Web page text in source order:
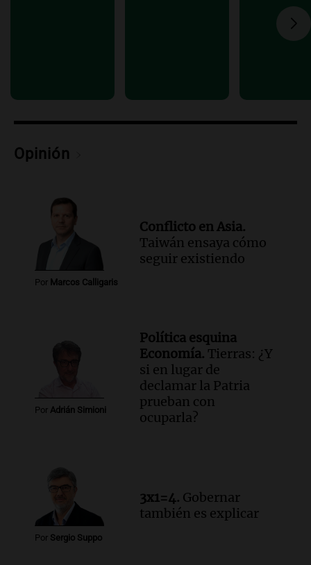
Manifestación en Rosario contra
la ley de Propiedad Privada debatida en
Luis Juez cuestionó la polémica
relato mentiroso"
Episodios
Opinión
Por Marcos Calligaris
Conflicto en Asia.
Taiwán ensaya cómo
seguir existiendo
Por Adrián Simioni
Política esquina
Economía. Tierras: ¿Y
si en lugar de
declamar la Patria
prueban con
ocuparla?
Por Sergio Suppo
3x1=4. Gobernar
también es explicar